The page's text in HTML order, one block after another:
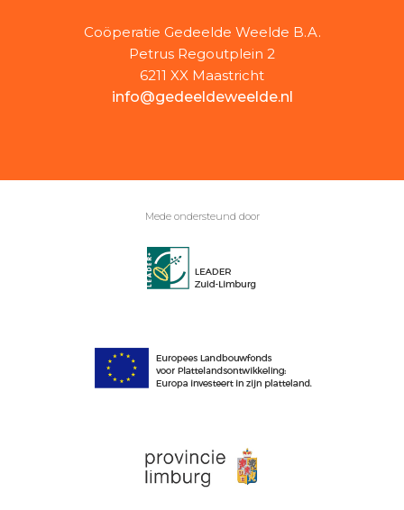
Coöperatie Gedeelde Weelde B.A.
Petrus Regoutplein 2
6211 XX Maastricht
info@gedeeldeweelde.nl
Mede ondersteund door